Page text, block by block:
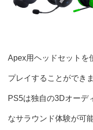
Apex用ヘッドセットを
プレイすることができま
PS5は独自の3Dオーデ
なサラウンド体験が可